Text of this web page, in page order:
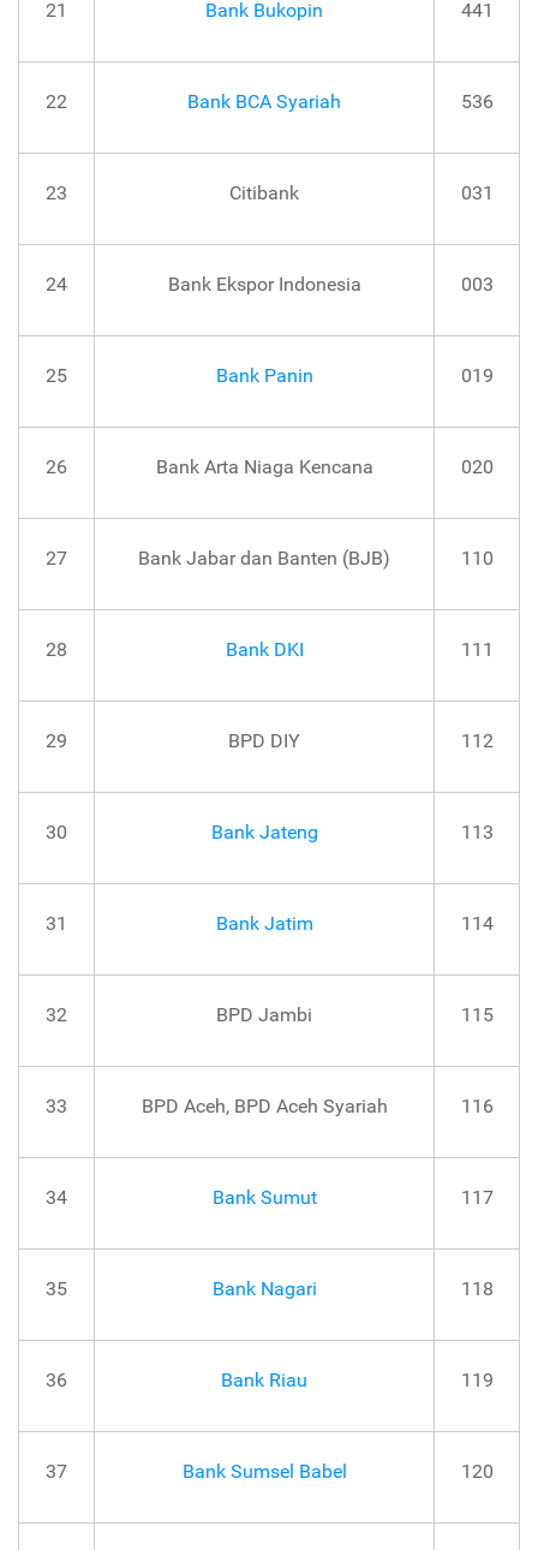
21 Bank Bukopin 441
22 Bank BCA Syariah 536
23 Citibank 031
24 Bank Ekspor Indonesia 003
25 Bank Panin 019
26 Bank Arta Niaga Kencana 020
27 Bank Jabar dan Banten (BJB) 110
28 Bank DKI 111
29 BPD DIY 112
30 Bank Jateng 113
31 Bank Jatim 114
32 BPD Jambi 115
33 BPD Aceh, BPD Aceh Syariah 116
34 Bank Sumut 117
35 Bank Nagari 118
36 Bank Riau 119
37 Bank Sumsel Babel 120